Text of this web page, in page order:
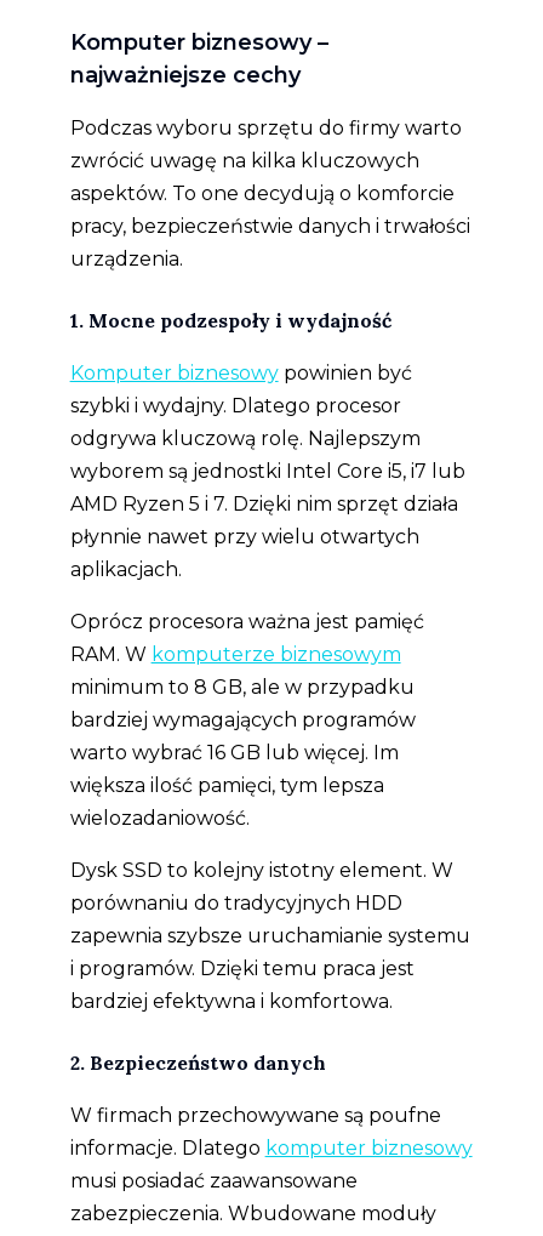
Komputer biznesowy –
najważniejsze cechy
Podczas wyboru sprzętu do firmy warto
zwrócić uwagę na kilka kluczowych
aspektów. To one decydują o komforcie
pracy, bezpieczeństwie danych i trwałości
urządzenia.
1. Mocne podzespoły i wydajność
Komputer biznesowypowinien być
szybki i wydajny. Dlatego procesor
odgrywa kluczową rolę. Najlepszym
wyborem są jednostki Intel Core i5, i7 lub
AMD Ryzen 5 i 7. Dzięki nim sprzęt działa
płynnie nawet przy wielu otwartych
aplikacjach.
Oprócz procesora ważna jest pamięć
RAM. W komputerze biznesowym
minimum to 8 GB, ale w przypadku
bardziej wymagających programów
warto wybrać 16 GB lub więcej. Im
większa ilość pamięci, tym lepsza
wielozadaniowość.
Dysk SSD to kolejny istotny element. W
porównaniu do tradycyjnych HDD
zapewnia szybsze uruchamianie systemu
i programów. Dzięki temu praca jest
bardziej efektywna i komfortowa.
2. Bezpieczeństwo danych
W firmach przechowywane są poufne
informacje. Dlatego komputer biznesowy
musi posiadać zaawansowane
zabezpieczenia. Wbudowane moduły